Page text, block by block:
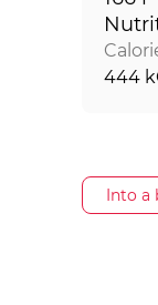
444
Into a